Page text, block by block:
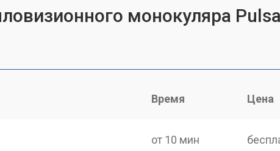
монокуляра
Время Цена
от 10 мин